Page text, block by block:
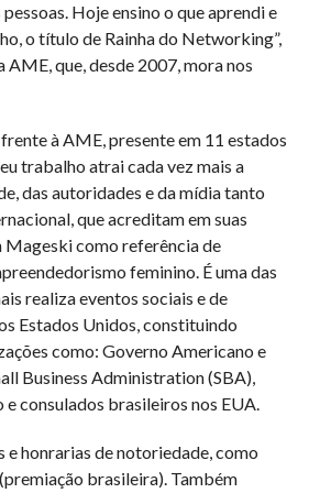
Hoje ensino o que aprendi e
o título de Rainha do Networking”,
que, desde 2007, mora nos
à AME, presente em 11 estados
trabalho atrai cada vez mais a
das autoridades e da mídia tanto
que acreditam em suas
Mageski como referência de
feminino. É uma das
realiza eventos sociais e de
Estados Unidos, constituindo
como: Governo Americano e
Business Administration (SBA),
consulados brasileiros nos EUA.
e honrarias de notoriedade, como
brasileira). Também